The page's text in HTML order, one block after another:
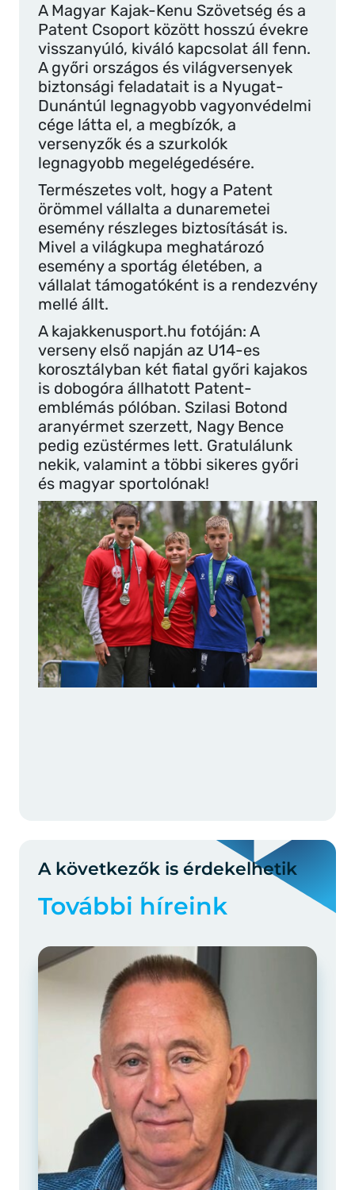
A Magyar Kajak-Kenu Szövetség és a
Patent Csoport között hosszú évekre
visszanyúló, kiváló kapcsolat áll fenn.
A győri országos és világversenyek
biztonsági feladatait is a Nyugat-
Dunántúl legnagyobb vagyonvédelmi
cége látta el, a megbízók, a
versenyzők és a szurkolók
legnagyobb megelégedésére.
Természetes volt, hogy a Patent
örömmel vállalta a dunaremetei
esemény részleges biztosítását is.
Mivel a világkupa meghatározó
esemény a sportág életében, a
vállalat támogatóként is a rendezvény
mellé állt.
A kajakkenusport.hu fotóján: A
verseny első napján az U14-es
korosztályban két fiatal győri kajakos
is dobogóra állhatott Patent-
emblémás pólóban. Szilasi Botond
aranyérmet szerzett, Nagy Bence
pedig ezüstérmes lett. Gratulálunk
nekik, valamint a többi sikeres győri
és magyar sportolónak!
A következők is érdekelhetik
További híreink